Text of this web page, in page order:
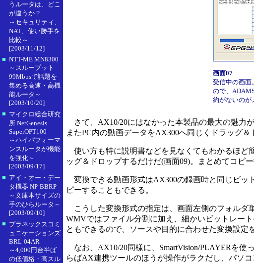
うルータは、どこ
が違うか？
～セキュリティ、
NAT、使い勝手を
比較～
[2003/11/12]
■ NTT-ME MN8300
～スループット
99Mbpsで話題を
集める高速・高機
能ルータ～
[2003/10/20]
■ マイクロ総合研究
所 NetGenesis
SuperOPT100
～ハイパフォーマ
ンスルータが機能
を強化～
[2003/09/17]
■ アイ・オー・デー
タ機器 NP-BBRP
～文庫本サイズの
手のひらルータ～
[2003/09/10]
■ プラネックスコミ
ュニケーションズ
BRL-04AR
～4,000円台半ば
の低価格・高スル
画面07
受信中の画面
ので、
約がないのが
さて、AX10/20にはなかった本製品の最大の魅力
またPC内の動画データをAX300へ同じくドラッグ＆
使い方も特に説明書などを見なくてもわかるほど
ッグ＆ドロップするだけだ(画面09)。まとめてコピ
変換できる動画形式はAX300の録画時と同じビッ
ピーすることもできる。
こうした変換形式の指定は、画面左側のフォルダ
WMVではファイル分割に加え、細かいビットレー
ともできるので、ソースや目的に合わせた変換設定
なお、AX10/20同様に、SmartVision/PLAYERを使
らばAX連携ツールのほうが操作がラクだし、パソ